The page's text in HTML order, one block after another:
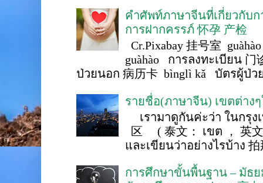
คำศัพท์ภาษาจีนที่เกี่ยวกับ
การฝากครรภ์ 怀孕 产检
Cr.Pixabay 挂号室
guàhào การลงทะเบียน 门
ป่วยนอก 病历卡 bìnglì kǎ บัตรผู้ป่ว
รายชื่อ(ภาษาจีน) เขตต่าง
เรามาดูกันค่ะว่า ในกรุง
区 ( 泰文： เขต ， 英
และเขียนว่าอย่างไรบ้าง 拍
การศึกษาขั้นพื้นฐาน – มัธ